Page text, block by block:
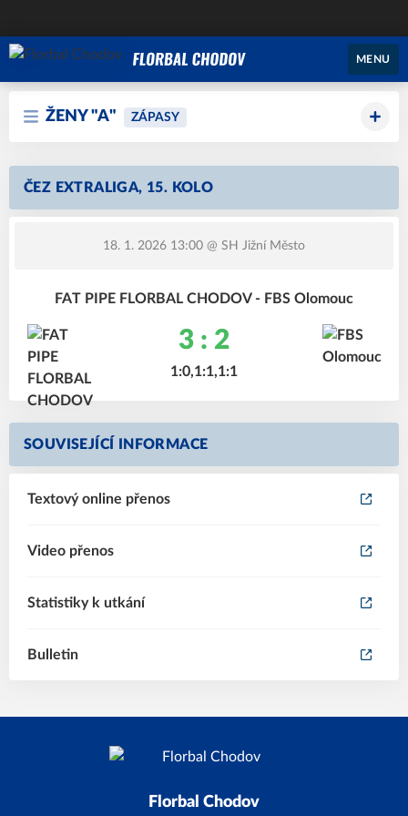
MENU
ŽENY "A" ZÁPASY
ČEZ EXTRALIGA, 15. KOLO
18. 1. 2026 13:00 @ SH Jižní Město
FAT PIPE FLORBAL CHODOV - FBS Olomouc
3 : 2
1:0,1:1,1:1
SOUVISEJÍCÍ INFORMACE
Textový online přenos
Video přenos
Statistiky k utkání
Bulletin
Florbal Chodov